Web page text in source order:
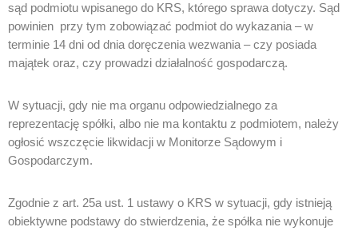
sąd podmiotu wpisanego do KRS, którego sprawa dotyczy. Sąd
powinien przy tym zobowiązać podmiot do wykazania – w
terminie 14 dni od dnia doręczenia wezwania – czy posiada
majątek oraz, czy prowadzi działalność gospodarczą.
W sytuacji, gdy nie ma organu odpowiedzialnego za
reprezentację spółki, albo nie ma kontaktu z podmiotem, należy
ogłosić wszczęcie likwidacji w Monitorze Sądowym i
Gospodarczym.
Zgodnie z art. 25a ust. 1 ustawy o KRS w sytuacji, gdy istnieją
obiektywne podstawy do stwierdzenia, że spółka nie wykonuje